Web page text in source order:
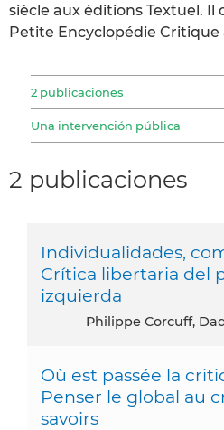
siècle aux éditions Textuel. Il
Petite Encyclopédie Critique
2 publicaciones
Una intervención pública
2 publicaciones
Individualidades,
Crítica libertaria del
izquierda
Philippe Corcuff,
Où est passée la
Penser le global au
savoirs